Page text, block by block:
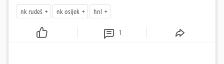
nk rudeš nk osijek hnl
1